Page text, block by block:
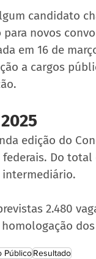
candidato
para novos
em 16 de
a cargos
edição do
federais. Do total
2.480
homologação
PúblicoResultado